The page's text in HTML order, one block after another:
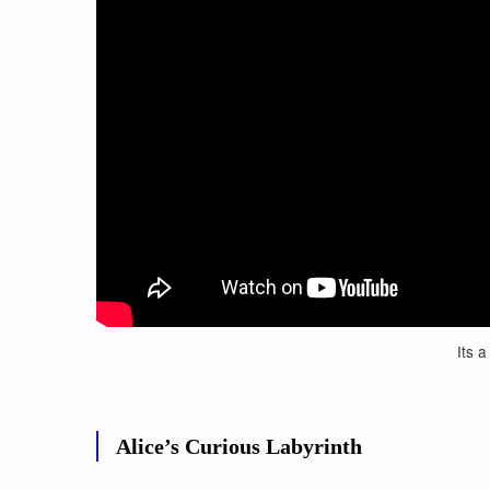
Its
Alice’s Curious Labyrinth